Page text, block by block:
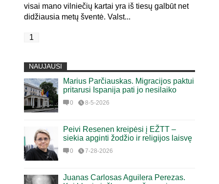
visai mano vilniečių kartai yra iš tiesų galbūt net
didžiausia metų šventė. Valst...
1
NAUJAUSI
Marius Parčiauskas. Migracijos paktui
pritarusi Ispanija pati jo nesilaiko
0 8-5-2026
Peivi Resenen kreipėsi į EŽTT –
siekia apginti žodžio ir religijos laisvę
0 7-28-2026
Juanas Carlosas Aguilera Perezas.